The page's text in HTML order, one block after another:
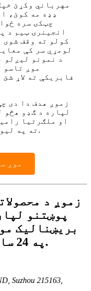
مهرباني وکړئ
ډډه مه کوئ،
چټکۍ سره
انجینرۍ ټیم د
کولو ته وقف شوی
لومړي سر کې
د نمونو لیږلو
موږ تاسو
فابریکې ته لاړ
زموږ هدف دا دی
لپاره د ګډو هڅو
او ملګرتیا
ته په لیوالتیا سره انتظار کوو. مننه.
موږ
زموږ د
پوښتنو
بریښنالیک
په 24 ساعتونو کې اړیکه ونیسو.
Suzhou 215163,